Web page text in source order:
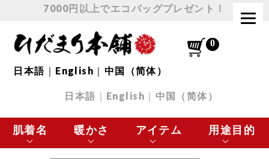
7000円以上でエコバッグプレゼント！
日本語 ｜ English ｜ 中国（简体）
日本語 ｜ English ｜ 中国（简体）
肌着名 暖かさ アイテム 用途目的